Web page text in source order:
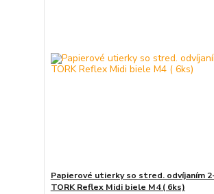
Papierové utierky so stred. odvíjaním
TORK Reflex Midi biele M4 ( 6ks)